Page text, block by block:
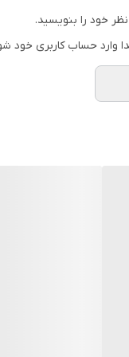
خود را بنویسید.
وارد حساب کاربری خود